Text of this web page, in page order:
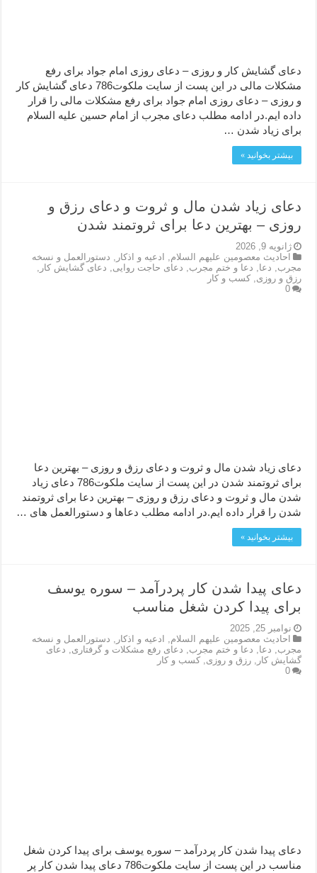
دعای گشایش کار و روزی – دعای روزی امام جواد برای رفع
مشکلات مالی در این پست از سایت ملکوت786 دعای گشایش کار
و روزی – دعای روزی امام جواد برای رفع مشکلات مالی را قرار
داده ایم.در ادامه مطلب دعای مجرب از امام حسین علیه السلام
برای زیاد شدن …
بیشتر بخوانید »
دعای زیاد شدن مال و ثروت و دعای رزق و
روزی – بهترین دعا برای ثروتمند شدن
ژانویه 9, 2026
احاديث معصومين عليهم السلام
ادعيه و اذكار
دستورالعمل و نسخه
مجرب
دعا دعا و ختم مجرب دعای حاجت روایی دعای گشایش کار
رزق و روزی ,کسب و کار
0
دعای زیاد شدن مال و ثروت و دعای رزق و روزی – بهترین دعا
برای ثروتمند شدن در این پست از سایت ملکوت786 دعای زیاد
شدن مال و ثروت و دعای رزق و روزی – بهترین دعا برای ثروتمند
شدن را قرار داده ایم.در ادامه مطلب دعاها و دستورالعمل های …
بیشتر بخوانید »
دعای پیدا شدن کار پردرآمد – سوره یوسف
برای پيدا كردن شغل مناسب
نوامبر 25, 2025
احاديث معصومين عليهم السلام, ادعيه و اذكار , دستورالعمل و نسخه
مجرب, دعا, دعا و ختم مجرب, دعای رفع مشکلات و گرفتاری, دعای
گشایش کار ,رزق و روزی,کسب و کار
0
دعای پیدا شدن کار پردرآمد – سوره یوسف برای پيدا كردن شغل
مناسب در این پست از سایت ملکوت786 دعای پیدا شدن کار پر